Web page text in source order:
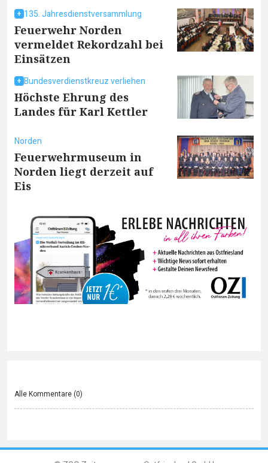
135. Jahresdienstversammlung
Feuerwehr Norden
vermeldet Rekordzahl bei
Einsätzen
Bundesverdienstkreuz verliehen
Höchste Ehrung des
Landes für Karl Kettler
Norden
Feuerwehrmuseum in
Norden liegt derzeit auf
Eis
Alle Kommentare (0)